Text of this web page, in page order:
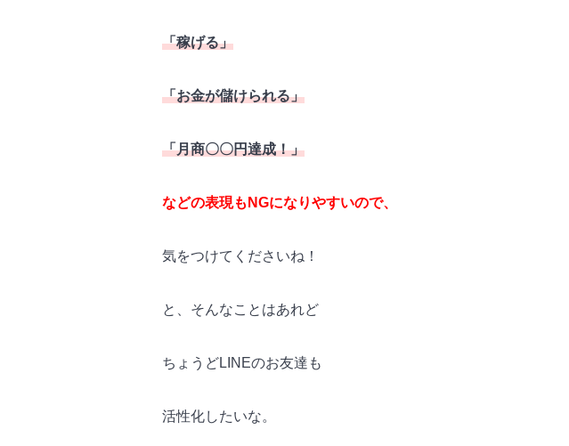
「稼げる」
「お金が儲けられる」
「月商〇〇円達成！」
などの表現もNGになりやすいので、
気をつけてくださいね！
と、そんなことはあれど
ちょうどLINEのお友達も
活性化したいな。